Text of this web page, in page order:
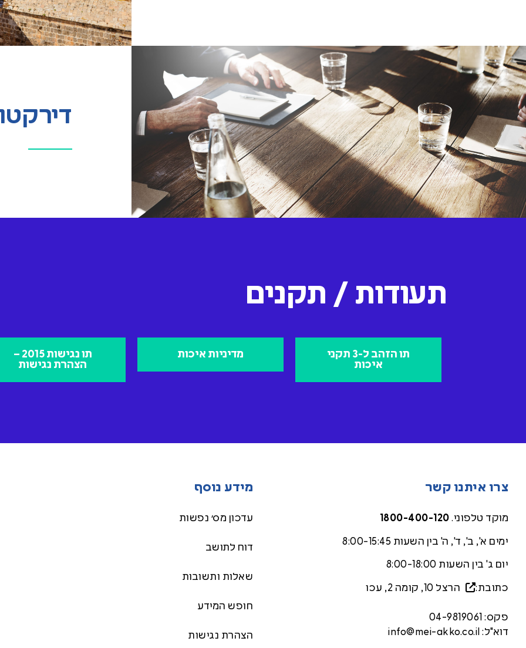
תעודות / תקנים
תו הזהב ל-3 תקני
איכות
מדיניות איכות
תו נגישות 2015 –
הצהרת נגישות
צרו איתנו קשר
מוקד טלפוני. 1800-400-120
ימים א', ב', ד', ה' בין השעות 8:00-15:45
יום ג' בין השעות 8:00-18:00
כתובת: הרצל 10, קומה 2, עכ ו
פקס: 04-9819061
דוא"ל: info@mei-akko.co.il
מידע נוסף
עדכון מס׳ נפשות
דוח לתושב
שאלות ותשובות
חופש המידע
הצהרת נגישות